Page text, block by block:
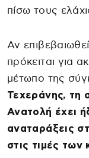
πίσω τους
Αν
πρόκειται για
μέτωπο της
Τεχεράνης, τη
Ανατολή έχει
αναταράξεις
στις τιμές των